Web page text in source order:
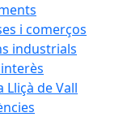
i comerços
industrials
Lliçà de Vall